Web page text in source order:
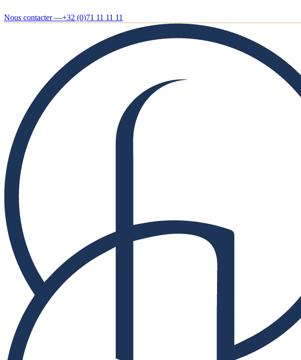
Nous contacter —+32 (0)71 11 11 11